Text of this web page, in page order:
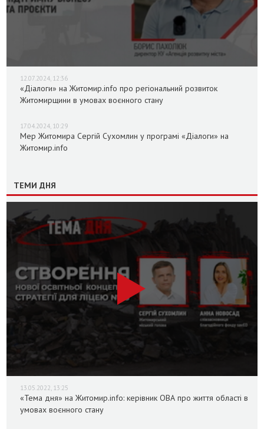
12.07.2024, 12:36
«Діалоги» на Житомир.info про регіональний розвиток
Житомирщини в умовах воєнного стану
17.04.2024, 10:29
Мер Житомира Сергій Сухомлин у програмі «Діалоги» на
Житомир.info
ТЕМИ ДНЯ
13.05.2022, 13:25
«Тема дня» на Житомир.info: керівник ОВА про життя області в
умовах воєнного стану